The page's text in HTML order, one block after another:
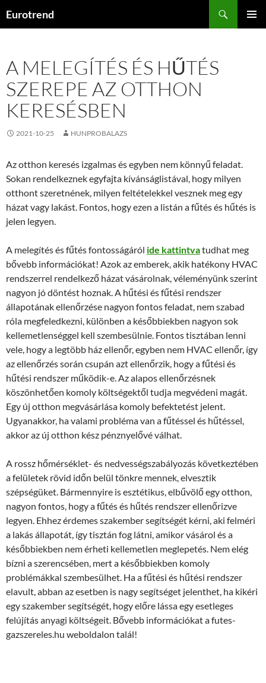
Eurotrend
A MELEGÍTÉS ÉS HŰTÉS
SZEREPE AZ OTTHON
KERESÉSBEN
2021-10-25 HUNPROBALAZS
Az otthon keresés izgalmas és egyben nem könnyű feladat.
Sokan rendelkeznek egyfajta kívánságlistával, hogy milyen
otthont szeretnének, milyen feltételekkel vesznek meg egy
házat vagy lakást. Fontos, hogy ezen a listán a fűtés és hűtés is
jelen legyen.
A melegítés és fűtés fontosságáról ide kattintvatudhat meg
bővebb információkat! Azok az emberek, akik hatékony HVAC
rendszerrel rendelkező házat vásárolnak, véleményünk szerint
nagyon jó döntést hoznak. A hűtési és fűtési rendszer
állapotának ellenőrzése nagyon fontos feladat, nem szabad
róla megfeledkezni, különben a későbbiekben nagyon sok
kellemetlenséggel kell szembesülnie. Fontos tisztában lenni
vele, hogy a legtöbb ház ellenőr, egyben nem HVAC ellenőr, így
az ellenőrzés során csupán azt ellenőrzik, hogy a fűtési és
hűtési rendszer működik-e. Az alapos ellenőrzésnek
köszönhetően komoly költségektől tudja megvédeni magát.
Egy új otthon megvásárlása komoly befektetést jelent.
Ugyanakkor, ha valami probléma van a fűtéssel és hűtéssel,
akkor az új otthon kész pénznyelővé válhat.
A rossz hőmérséklet- és nedvességszabályozás következtében
a felületek rövid időn belül tönkre mennek, elvesztik
szépségüket. Bármennyire is esztétikus, elbűvölő egy otthon,
nagyon fontos, hogy a fűtés és hűtés rendszer ellenőrizve
legyen. Ehhez érdemes szakember segítségét kérni, aki felméri
a lakás állapotát, így tisztán fog látni, amikor vásárol és a
későbbiekben nem érheti kellemetlen meglepetés. Nem elég
bízni a szerencsében, mert a későbbiekben komoly
problémákkal szembesülhet. Ha a fűtési és hűtési rendszer
elavult, abban az esetben is nagy segítséget jelenthet, ha kikéri
egy szakember segítségét, hogy előre lássa egy esetleges
felújítás anyagi költségeit. Bővebb információkat a futes-
gazszereles.hu weboldalon talál!